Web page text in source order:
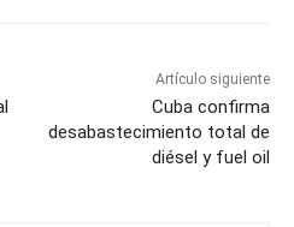
Artículo siguiente
Cuba confirma
desabastecimiento total de
diésel y fuel oil